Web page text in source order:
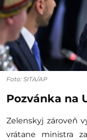
Foto: SITA/AP
Pozvánka na
Zelenskyj zároveň
vrátane ministra